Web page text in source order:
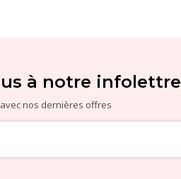
à notre infolettre
nos dernières offres